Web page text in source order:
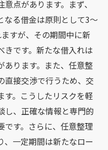
点があります。まず、
なる借金は原則として3～
すが、その期間中に新
きです。新たな借入れは
あります。また、任意整
直接交渉で行うため、交
す。こうしたリスクを軽
し、正確な情報と専門的
です。さらに、任意整理
、一定期間は新たなロー